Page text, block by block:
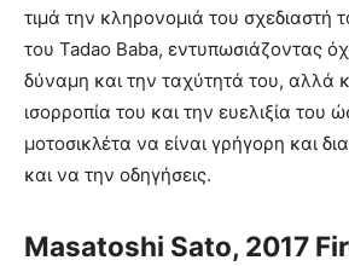
τιμά την κληρονομιά του σχεδιαστή
του Tadao Baba, εντυπωσιάζοντας
δύναμη και την ταχύτητά του, αλλά
ισορροπία του και την ευελιξία του
μοτοσικλέτα να είναι γρήγορη και
και να την οδηγήσεις.
Masatoshi Sato, 2017